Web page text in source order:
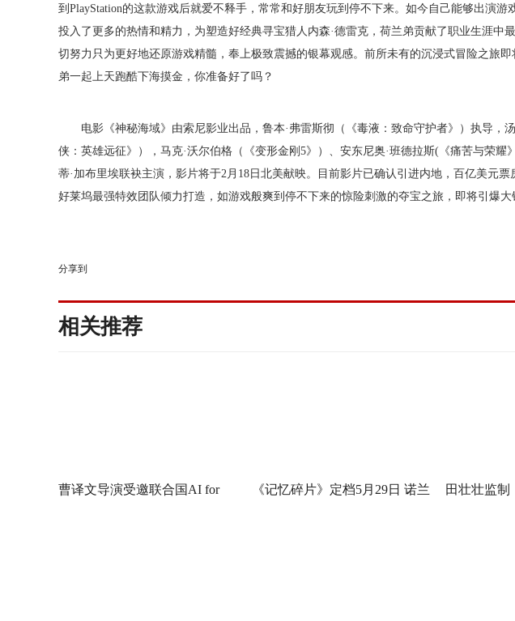
到 PlayStation的这款游戏后就爱不释手，常常和好朋友玩到停不下来。如今自己能够出演游
投入了更多的热情和精力，为塑造好经典寻宝猎人内森·德雷克，荷兰弟贡献了职业生涯中
切努力只为更好地还原游戏精髓，奉上极致震撼的银幕观感。前所未有的沉浸式冒险之旅
弟一起上天跑酷下海摸金，你准备好了吗？
电影《神秘海域》由索尼影业出品，鲁本·弗雷斯彻（《毒液：致命守护者》）执导，
侠：英雄远征》），马克·沃尔伯格（《变形金刚5》）、安东尼奥·班德拉斯(《痛苦与荣耀
蒂·加布里埃联袂主演，影片将于2月18日北美献映。目前影片已确认引进内地，百亿美元票
好莱坞最强特效团队倾力打造，如游戏般爽到停不下来的惊险刺激的夺宝之旅，即将引爆大
分享到
相关推荐
曹译文导演受邀联合国AI for 《记忆碎片》定档5月29日 诺兰 田壮壮监制